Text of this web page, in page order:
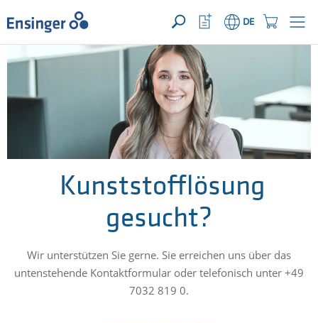
IHRE ANFRAGE ({{productCount}} Produkte)
ÖFFNEN
Startseite DE
Watchlist
Button
können
Ihnen
Kunststofflösung
gesucht?
Wir unterstützen Sie gerne. Sie erreichen uns über das
untenstehende Kontaktformular oder telefonisch unter +49
7032 819 0.